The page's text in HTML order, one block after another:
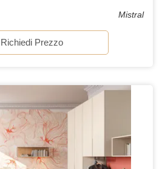
Mistral
Richiedi Prezzo